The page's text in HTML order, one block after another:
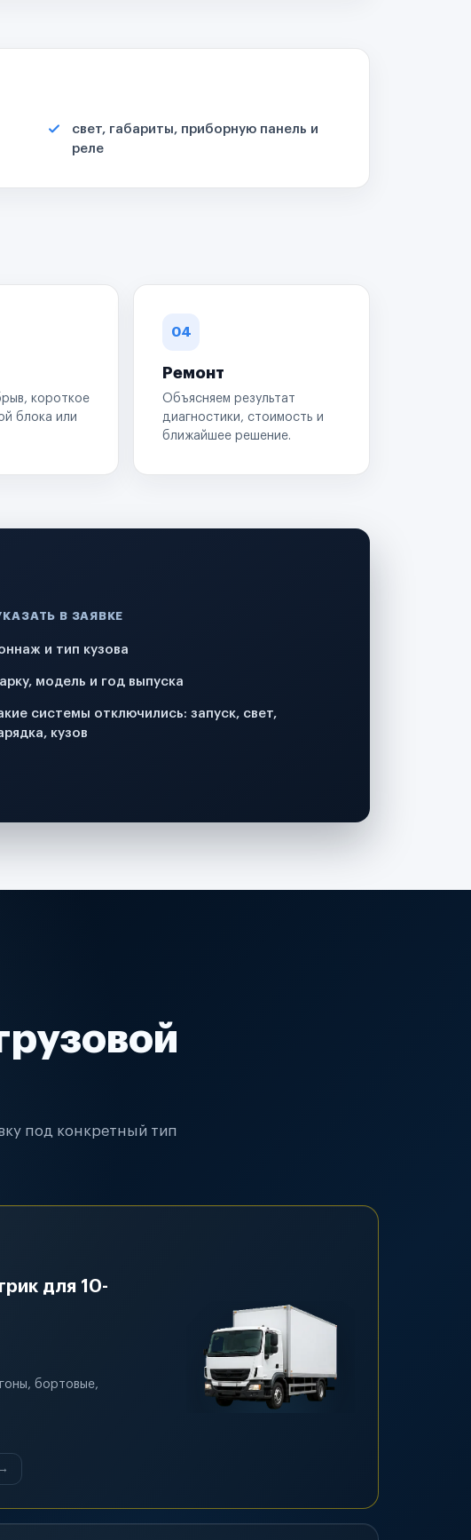
свет, габариты, приборную панель и
реле
короткое
блока или
04
Ремонт
Объясняем результат
диагностики, стоимость и
ближайшее решение.
В ЗАЯВКЕ
и тип кузова
модель и год выпуска
системы отключились: запуск, свет,
кузов
под конкретный тип
для 10-
бортовые,